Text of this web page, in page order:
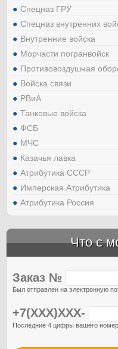
Спецназ ГРУ
Спецназ внутренних
Внутренние войска
Морчасти погранвойск
Противовоздушная
Войска связи
РВиА
Танковые войска
ФСБ
МЧС
Казачья лавка
Атрибутика СССР
Имперская Атрибутика
Атрибутика Россия
Что с
Заказ №
Был отправлен на электронную
+7(XXX)XXX-
Последние 4 цифры вашего